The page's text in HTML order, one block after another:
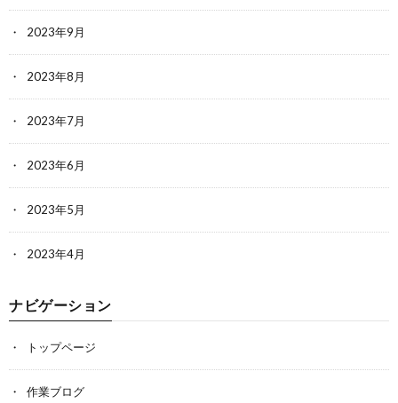
2023年9月
2023年8月
2023年7月
2023年6月
2023年5月
2023年4月
ナビゲーション
トップページ
作業ブログ